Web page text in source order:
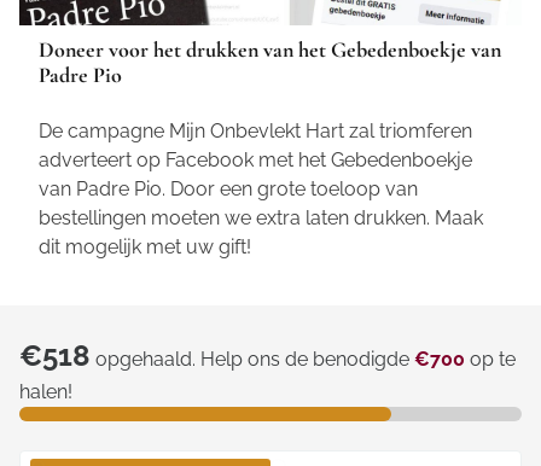
Doneer voor het drukken van het Gebedenboekje van
Padre Pio
De campagne Mijn Onbevlekt Hart zal triomferen
adverteert op Facebook met het Gebedenboekje
van Padre Pio. Door een grote toeloop van
bestellingen moeten we extra laten drukken. Maak
dit mogelijk met uw gift!
€518 opgehaald. Help ons de benodigde €700 op te
halen!